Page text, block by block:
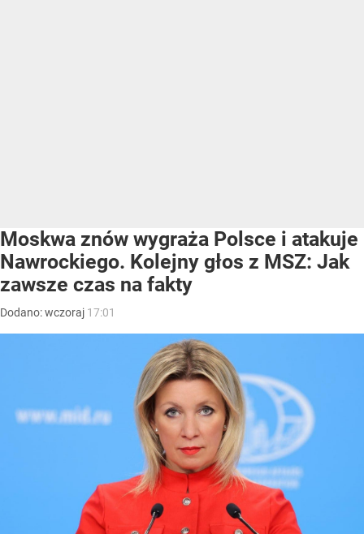
Moskwa znów wygraża Polsce i atakuje
Nawrockiego. Kolejny głos z MSZ: Jak
zawsze czas na fakty
Dodano:wczoraj 17:01